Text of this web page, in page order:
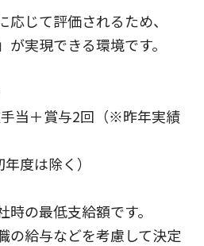
じて評価されるため、
が実現できる環境です。
当＋賞与2回（※昨年実績
度は除く）
の最低支給額です。
の給与などを考慮して決定